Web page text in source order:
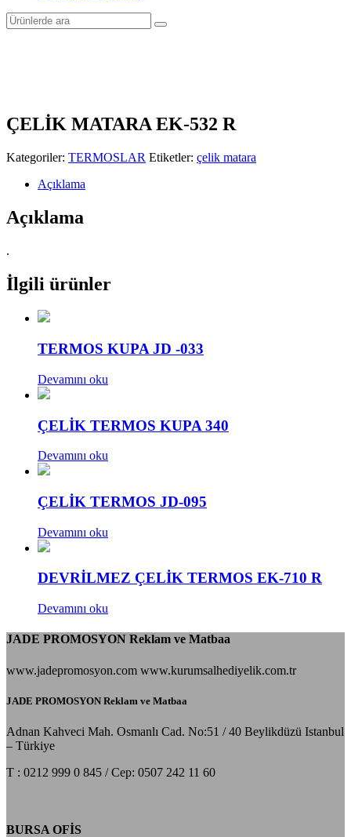
ÇELİK MATARA EK-532 R
Kategoriler: TERMOSLAR Etiketler: çelik matara
Açıklama
Açıklama
.
İlgili ürünler
TERMOS KUPA JD -033
Devamını oku
ÇELİK TERMOS KUPA 340
Devamını oku
ÇELİK TERMOS JD-095
Devamını oku
DEVRİLMEZ ÇELİK TERMOS EK-710 R
Devamını oku
JADE PROMOSYON Reklam ve Matbaa
www.jadepromosyon.com www.kurumsalhediyelik.com.tr
JADE PROMOSYON Reklam ve Matbaa
Adnan Kahveci Mah. Osmanlı Cad. No:51 / 40 Beylikdüzü Istanbul
– Türkiye
T : 0212 999 0 845 / Cep: 0507 242 11 60
BURSA OFİS